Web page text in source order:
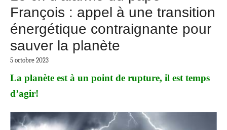
François : appel à une transition
énergétique contraignante pour
sauver la planète
5 octobre 2023
La planète est à un point de rupture, il est temps
d’agir!